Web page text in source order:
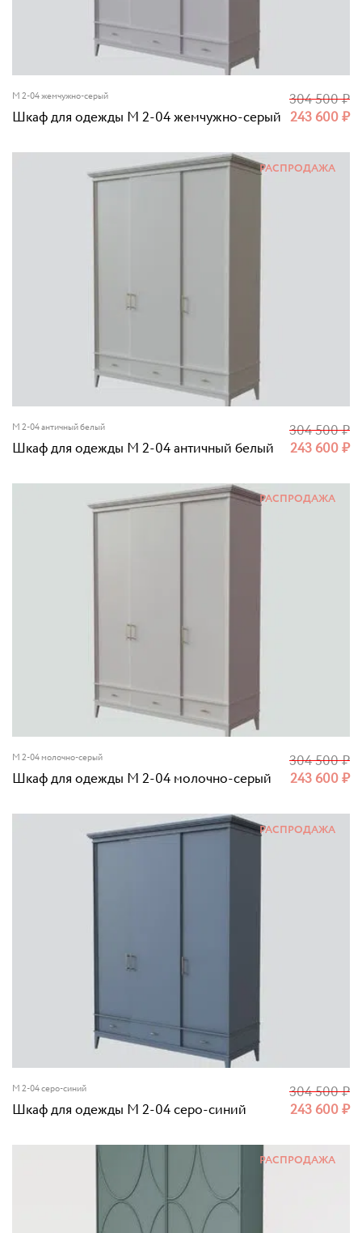
M 2-04 жемчужно-серый
Шкаф для одежды M 2-04 жемчужно-серый 243 600₽
304 500₽
M 2-04 античный белый
Шкаф для одежды M 2-04 античный белый 243 600₽
304 500₽
РАСПРОДАЖА
M 2-04 молочно-серый
Шкаф для одежды M 2-04 молочно-серый 243 600₽
304 500₽
РАСПРОДАЖА
M 2-04 серо-синий
Шкаф для одежды M 2-04 серо-синий 243 600₽
304 500₽
РАСПРОДАЖА
РАСПРОДАЖА